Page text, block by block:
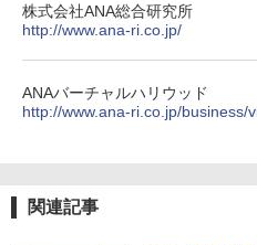
着替えテン
通気窓付き
￥3,080
株式会社ANA総合研究所
http://www.ana-ri.co.jp/
ANAバーチャルハリウッド
http://www.ana-ri.co.jp/business/
関連記事